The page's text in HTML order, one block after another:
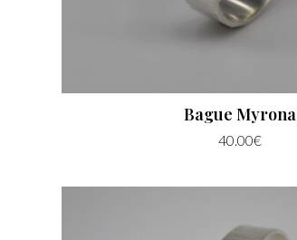
Bague Myrona
40.00€